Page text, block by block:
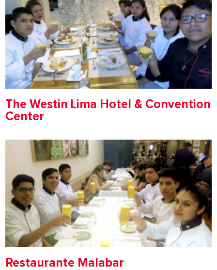
The Westin Lima Hotel & Convention
Center
Restaurante Malabar